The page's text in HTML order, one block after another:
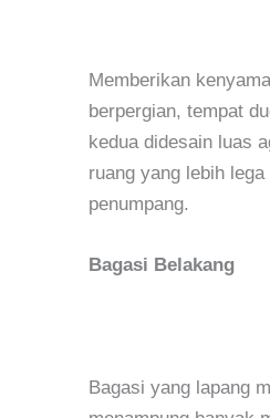
Memberikan
berpergian, tempat
kedua didesain luas
ruang yang lebih
penumpang.
Bagasi Belakang
Bagasi yang lapang